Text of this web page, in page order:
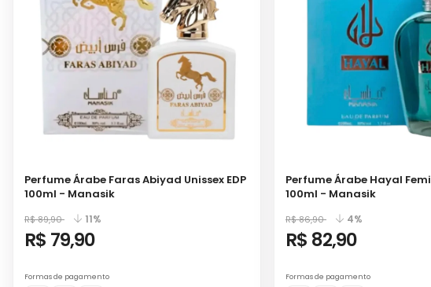
Perfume Árabe Faras Abiyad Unissex EDP
100ml - Manasik
R$ 89,90 11%
R$ 79,90
Formas de pagamento
Perfume Árabe Hayal
100ml - Manasik
R$ 86,90 4%
R$ 82,90
Formas de pagamento